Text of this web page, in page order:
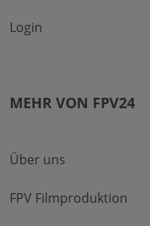
Login
MEHR VON FPV24
Über uns
FPV Filmproduktion